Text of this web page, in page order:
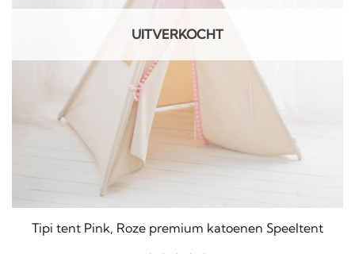
UITVERKOCHT
Tipi tent Pink, Roze premium katoenen Speeltent